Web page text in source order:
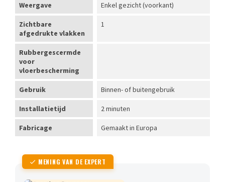
Weergave Enkel gezicht (voorkant)
Zichtbare
afgedrukte vlakken
1
Rubbergescermde
voor
vloerbescherming
Gebruik Binnen- of buitengebruik
Installatietijd 2 minuten
Fabricage Gemaakt in Europa
MENING VAN DE EXPERT